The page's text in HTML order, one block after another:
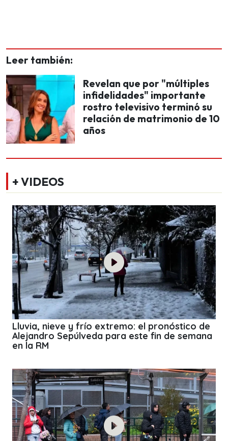
Leer también:
Revelan que por "múltiples
infidelidades" importante
rostro televisivo terminó su
relación de matrimonio de 10
años
+ VIDEOS
Lluvia, nieve y frío extremo: el pronóstico de
Alejandro Sepúlveda para este fin de semana
en la RM